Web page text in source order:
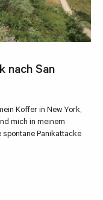
nach San
Koffer in New York,
mich in meinem
Panikattacke